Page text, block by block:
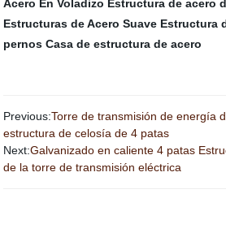
Acero En Voladizo Estructura de acero
Estructuras de Acero Suave Estructura
pernos Casa de estructura de acero
Previous:Torre de transmisión de energía
estructura de celosía de 4 patas
Next:Galvanizado en caliente 4 patas
de la torre de transmisión eléctrica